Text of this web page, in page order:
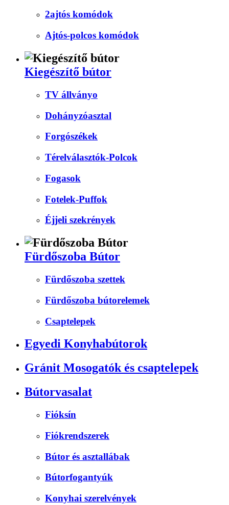
2ajtós komódok
Ajtós-polcos komódok
Kiegészítő bútor
TV állványo
Dohányzóasztal
Forgószékek
Térelválasztók-Polcok
Fogasok
Fotelek-Puffok
Éjjeli szekrények
Fürdőszoba Bútor
Fürdőszoba szettek
Fürdőszoba bútorelemek
Csaptelepek
Egyedi Konyhabútorok
Gránit Mosogatók és csaptelepek
Bútorvasalat
Fióksín
Fiókrendszerek
Bútor és asztallábak
Bútorfogantyúk
Konyhai szerelvények